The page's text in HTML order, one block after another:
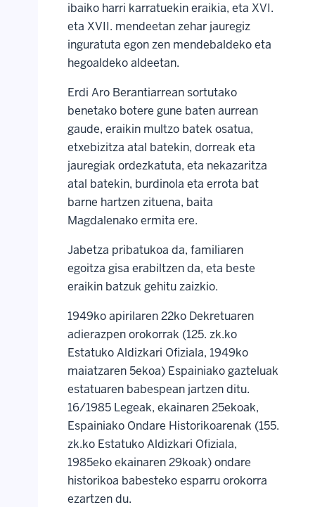
ibaiko harri karratuekin eraikia, eta XVI.
eta XVII. mendeetan zehar jauregiz
inguratuta egon zen mendebaldeko eta
hegoaldeko aldeetan.
Erdi Aro Berantiarrean sortutako
benetako botere gune baten aurrean
gaude, eraikin multzo batek osatua,
etxebizitza atal batekin, dorreak eta
jauregiak ordezkatuta, eta nekazaritza
atal batekin, burdinola eta errota bat
barne hartzen zituena, baita
Magdalenako ermita ere.
Jabetza pribatukoa da, familiaren
egoitza gisa erabiltzen da, eta beste
eraikin batzuk gehitu zaizkio.
1949ko apirilaren 22ko Dekretuaren
adierazpen orokorrak (125. zk.ko
Estatuko Aldizkari Ofiziala, 1949ko
maiatzaren 5ekoa) Espainiako gazteluak
estatuaren babespean jartzen ditu.
16/1985 Legeak, ekainaren 25ekoak,
Espainiako Ondare Historikoarenak (155.
zk.ko Estatuko Aldizkari Ofiziala,
1985eko ekainaren 29koak) ondare
historikoa babesteko esparru orokorra
ezartzen du.